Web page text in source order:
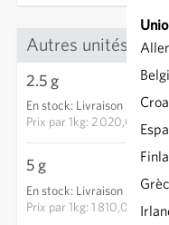
Autres unités
2.5 g
En stock: Livraison 3-5
Prix par1kg: 2 020,00 €
5 g
En stock: Livraison 3-5
Prix par1kg: 1 810,00 €